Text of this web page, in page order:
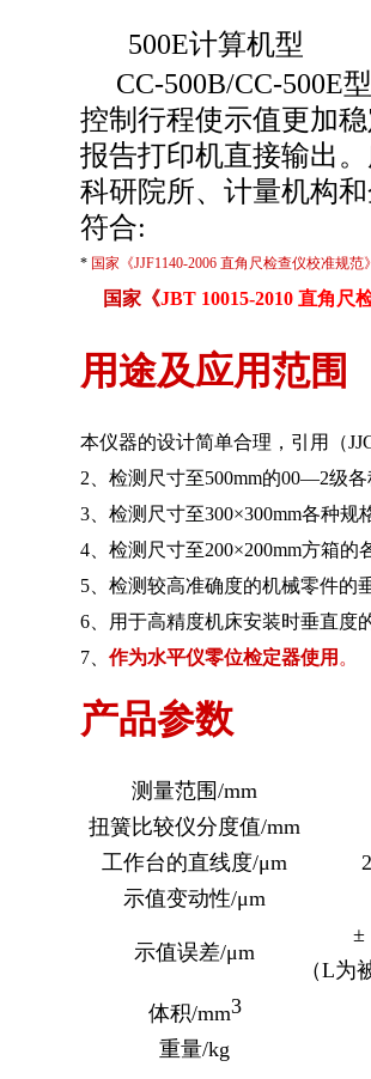
500E计算机
CC-500B/CC-500E
控制行程使示值更加
报告打印机直接输出
科研院所、计量机构和
符合:
* 国家《JJF1140-2006 直角尺检查仪校准规范》
国家《JBT 10015-2010 直角尺
用途及应用范围
本仪器的设计简单合理，引用（
2、检测尺寸至500mm的00—2级
3、检测尺寸至300×300mm各种
4、检测尺寸至200×200mm方箱
5、检测较高准确度的机械零件的
6、用于高精度机床安装时垂直度
7、作为水平仪零位检定器使用 。
产品参数
测量范围/mm
扭簧比较仪分度值/mm
工作台的直线度/μm
示值变动性/μm
示值误差/μm
±
（L为
体积/mm3
重量/kg